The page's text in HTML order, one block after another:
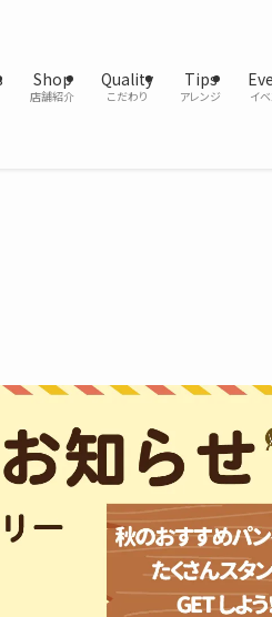
Shop
店舗紹介
Quality
こだわり
Tips
アレンジ イ